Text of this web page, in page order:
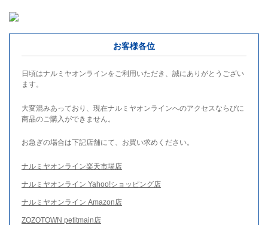
お客様各位
日頃はナルミヤオンラインをご利用いただき、誠にありがとうござい
ます。
大変混みあっており、現在ナルミヤオンラインへのアクセスならびに
商品のご購入ができません。
お急ぎの場合は下記店舗にて、お買い求めください。
ナルミヤオンライン楽天市場店
ナルミヤオンライン Yahoo!ショッピング店
ナルミヤオンライン Amazon店
ZOZOTOWN petitmain店